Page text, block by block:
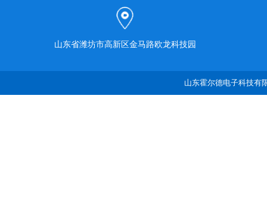
山东省潍坊市高新区金马路欧龙科技园
山东霍尔德电子科技有